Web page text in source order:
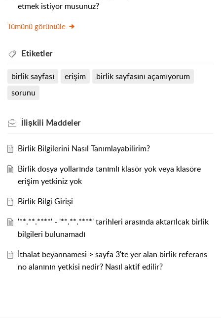
etmek istiyor musunuz?
Tümünü görüntüle
Etiketler
birlik sayfası erişim
birlik sayfasını açamıyorum
sorunu
İlişkili Maddeler
Birlik Bilgilerini Nasıl Tanımlayabilirim?
Birlik dosya yollarında tanımlı klasör yok veya klasöre
erişim yetkiniz yok
Birlik Bilgi Girişi
'**.**.****' - '**.**.****' tarihleri arasında aktarılcak birlik
bilgileri bulunamadı
İthalat beyannamesi > sayfa 3'te yer alan birlik referans
no alanının yetkisi nedir? Nasıl aktif edilir?